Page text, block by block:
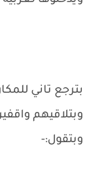
بترجع تاني
وبتلاقيهم
وبتقول:-